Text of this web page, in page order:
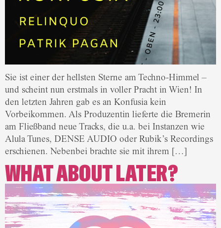
Sie ist einer der hellsten Sterne am Techno-Himmel –
und scheint nun erstmals in voller Pracht in Wien! In
den letzten Jahren gab es an Konfusia kein
Vorbeikommen. Als Produzentin lieferte die Bremerin
am Fließband neue Tracks, die u.a. bei Instanzen wie
Alula Tunes, DENSE AUDIO oder Rubik’s Recordings
erschienen. Nebenbei brachte sie mit ihrem […]
WHAT ABOUT LATER?